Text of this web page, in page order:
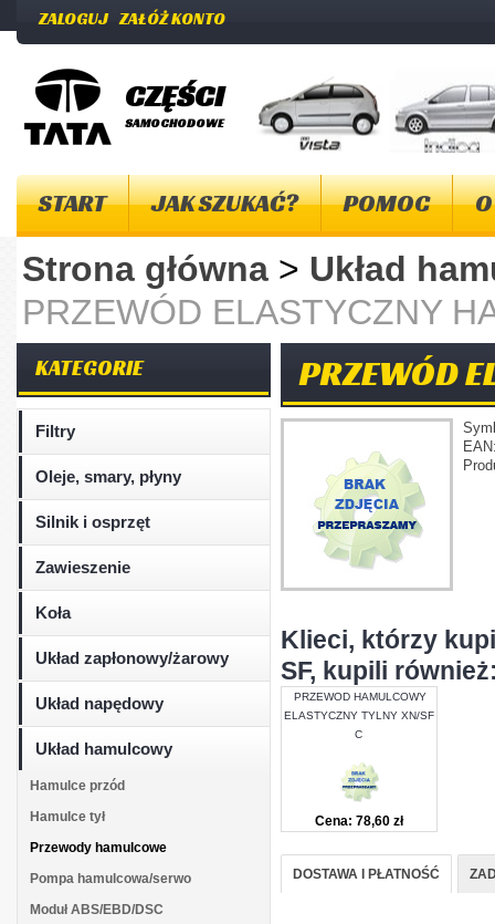
ZALOGUJ ZAŁÓŻ KONTO
CZĘŚCI
SAMOCHODOWE
START JAK SZUKAĆ? POMOC
Strona główna > Układ
PRZEWÓD ELASTYCZNY
KATEGORIE
Filtry
Oleje, smary, płyny
Silnik i osprzęt
Zawieszenie
Koła
Układ zapłonowy/żarowy
Układ napędowy
Układ hamulcowy
Hamulce przód
Hamulce tył
Przewody hamulcowe
Pompa hamulcowa/serwo
Moduł ABS/EBD/DSC
PRZEWÓD
Klieci, którzy
SF, kupili
PRZEWOD HAMULCOWY
ELASTYCZNY TYLNY XN/SF
C
Cena: 78,60 zł
DOSTAWA I PŁATNOŚĆ